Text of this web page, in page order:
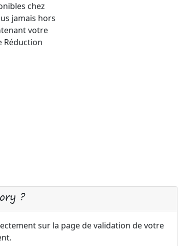
chez
jamais hors
votre
Réduction
?
sur la page de validation de votre